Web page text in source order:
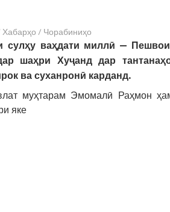
Хабарҳо/ Чорабиниҳо
сулҳу ваҳдати миллӣ —
шаҳри Хуҷанд дар
ва суханронӣ карданд.
муҳтарам Эмомалӣ Раҳмон
яке